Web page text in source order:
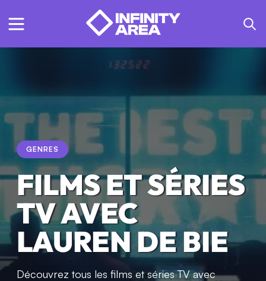
GENRES
FILMS ET SÉRIES
TV AVEC
LAUREN DE BIE
Découvrez tous les films et séries TV avec